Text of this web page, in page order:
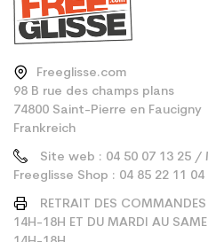
Freeglisse.com
98 B rue des champs plans
74800 Saint-Pierre en Faucigny
Frankreich
Site web : 04 50 07 13 25 /
Freeglisse Shop : 04 85 22 11 04
RETRAIT DES COMMANDES
14H-18H ET DU MARDI AU